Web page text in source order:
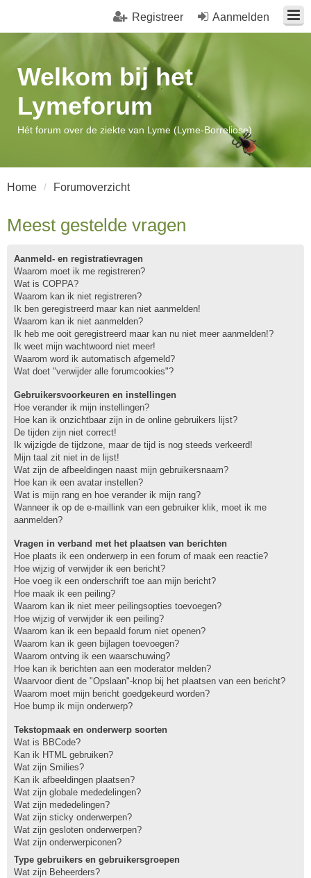
Aanmelden
Registreer
Welkom bij het
Lymeforum
Hét forum over de ziekte van Lyme (Lyme-Borreliose)
Home Forumoverzicht
Meest gestelde vragen
Aanmeld- en registratievragen
Waarom moet ik me registreren?
Wat is COPPA?
Waarom kan ik niet registreren?
Ik ben geregistreerd maar kan niet aanmelden!
Waarom kan ik niet aanmelden?
Ik heb me ooit geregistreerd maar kan nu niet meer aanmelden!?
Ik weet mijn wachtwoord niet meer!
Waarom word ik automatisch afgemeld?
Wat doet "verwijder alle forumcookies"?
Gebruikersvoorkeuren en instellingen
Hoe verander ik mijn instellingen?
Hoe kan ik onzichtbaar zijn in de online gebruikers lijst?
De tijden zijn niet correct!
Ik wijzigde de tijdzone, maar de tijd is nog steeds verkeerd!
Mijn taal zit niet in de lijst!
Wat zijn de afbeeldingen naast mijn gebruikersnaam?
Hoe kan ik een avatar instellen?
Wat is mijn rang en hoe verander ik mijn rang?
Wanneer ik op de e-maillink van een gebruiker klik, moet ik me
aanmelden?
Vragen in verband met het plaatsen van berichten
Hoe plaats ik een onderwerp in een forum of maak een reactie?
Hoe wijzig of verwijder ik een bericht?
Hoe voeg ik een onderschrift toe aan mijn bericht?
Hoe maak ik een peiling?
Waarom kan ik niet meer peilingsopties toevoegen?
Hoe wijzig of verwijder ik een peiling?
Waarom kan ik een bepaald forum niet openen?
Waarom kan ik geen bijlagen toevoegen?
Waarom ontving ik een waarschuwing?
Hoe kan ik berichten aan een moderator melden?
Waarvoor dient de "Opslaan"-knop bij het plaatsen van een bericht?
Waarom moet mijn bericht goedgekeurd worden?
Hoe bump ik mijn onderwerp?
Tekstopmaak en onderwerp soorten
Wat is BBCode?
Kan ik HTML gebruiken?
Wat zijn Smilies?
Kan ik afbeeldingen plaatsen?
Wat zijn globale mededelingen?
Wat zijn mededelingen?
Wat zijn sticky onderwerpen?
Wat zijn gesloten onderwerpen?
Wat zijn onderwerpiconen?
Type gebruikers en gebruikersgroepen
Wat zijn Beheerders?